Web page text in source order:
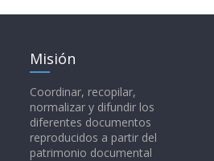
Misión
Coordinar, recopilar,
normalizar y difundir los
diferentes documentos
reproducidos a partir del
patrimonio documental